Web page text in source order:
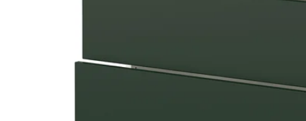
Image zoomed out, normal view